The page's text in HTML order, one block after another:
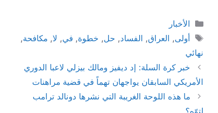
التصنيفات
الأخبار
الوسوم
أولى, العراق, الفساد, حل, خطوة, في, لا, مكافحة,
نهائي
خبر كرة السلة: إد ديفيز ومالك بيزلي لاعبا الدوري
الأمريكي السابقان يواجهان تهماً في قضية مراهنات
ما هذه اللوحة الغريبة التي نشرها دونالد ترامب
لتوّه؟